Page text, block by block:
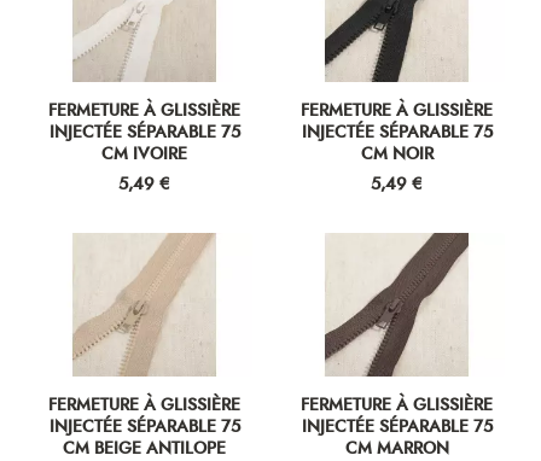
FERMETURE À GLISSIÈRE
INJECTÉE SÉPARABLE 75
CM IVOIRE
Prix
5,49 €
FERMETURE À GLISSIÈRE
INJECTÉE SÉPARABLE 75
CM NOIR
Prix
5,49 €
FERMETURE À GLISSIÈRE
INJECTÉE SÉPARABLE 75
CM BEIGE ANTILOPE
FERMETURE À GLISSIÈRE
INJECTÉE SÉPARABLE 75
CM MARRON